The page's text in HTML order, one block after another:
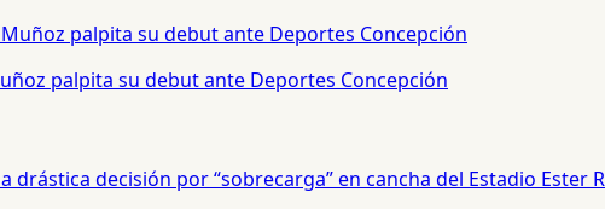
palpita su debut ante Deportes Concepción